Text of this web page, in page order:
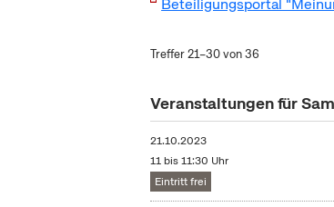
Beteiligungsportal
Treffer 21–30 von 36
Veranstaltungen für
21.10.2023
11 bis 11:30 Uhr
Eintritt frei